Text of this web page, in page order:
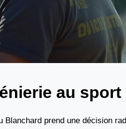
au
Blanchard prend une décision